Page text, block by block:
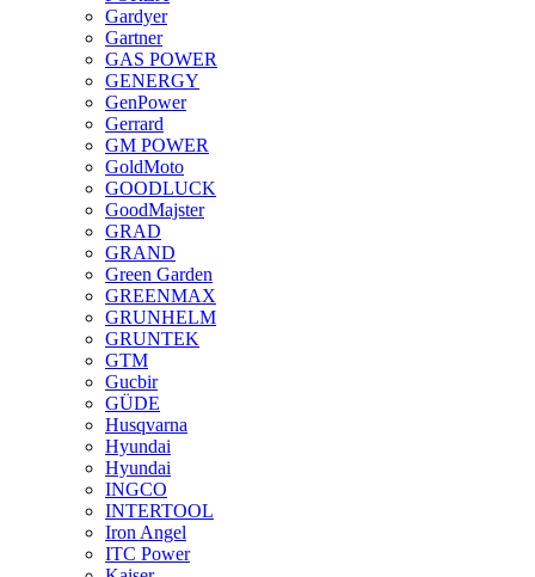
Gardyer
Gartner
GAS POWER
GENERGY
GenPower
Gerrard
GM POWER
GoldMoto
GOODLUCK
GoodMajster
GRAD
GRAND
Green Garden
GREENMAX
GRUNHELM
GRUNTEK
GTM
Gucbir
GÜDE
Husqvarna
Hyundai
Hyundai
INGCO
INTERTOOL
Iron Angel
ITC Power